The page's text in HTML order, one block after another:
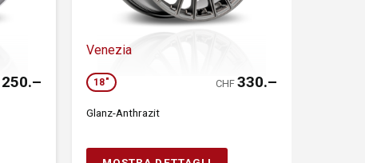
250.–
Venezia
18" CHF 330.–
Glanz-Anthrazit